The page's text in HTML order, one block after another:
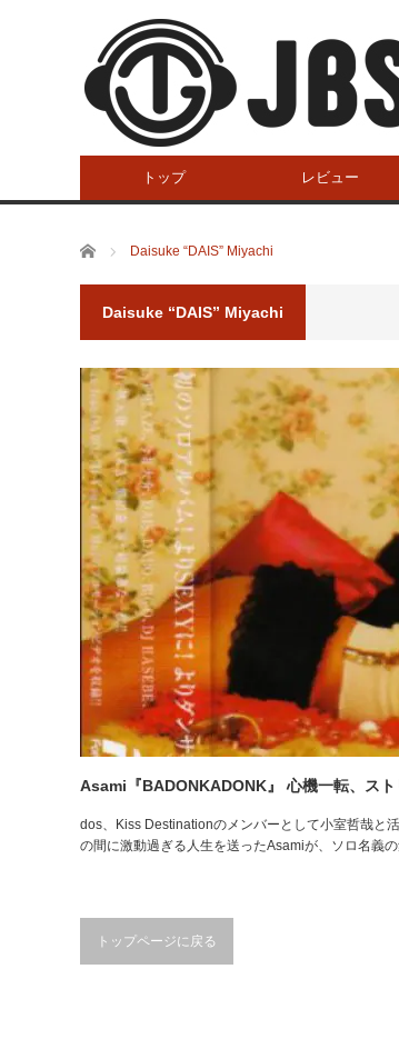
トップ レビュー
ホーム Daisuke “DAIS” Miyachi
Daisuke “DAIS” Miyachi
Asami『BADONKADONK』 心機一転、ス
dos、Kiss Destinationのメンバーとして小室哲哉と
の間に激動過ぎる人生を送ったAsamiが、ソロ名義
トップページに戻る